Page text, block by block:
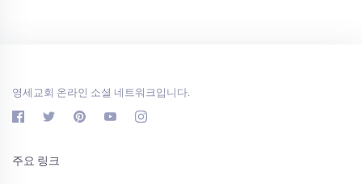
영세교회 온라인 소셜 네트워크입니다.
주요 링크